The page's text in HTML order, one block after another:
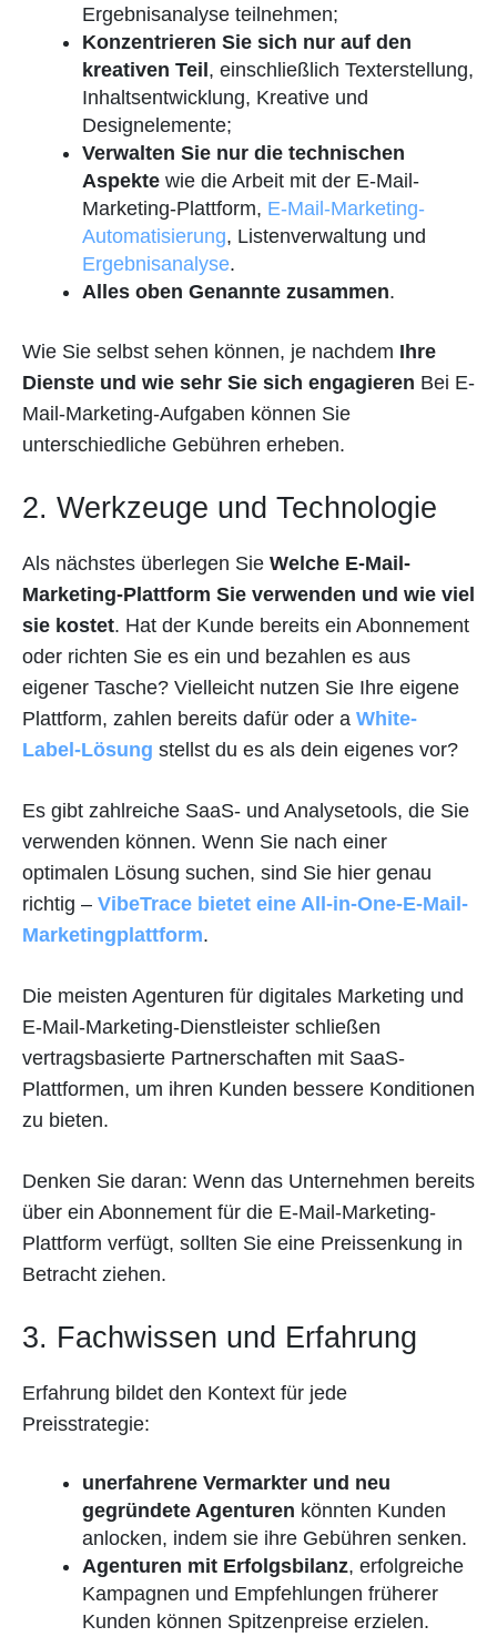
Ergebnisanalyse teilnehmen;
Konzentrieren Sie sich nur auf den
kreativen Teil, einschließlich Texterstellung,
Inhaltsentwicklung, Kreative und
Designelemente;
Verwalten Sie nur die technischen
Aspekte wie die Arbeit mit der E-Mail-
Marketing-Plattform, E-Mail-Marketing-
Automatisierung, Listenverwaltung und
Ergebnisanalyse.
Alles oben Genannte zusammen.
Wie Sie selbst sehen können, je nachdem Ihre
Dienste und wie sehr Sie sich engagieren Bei E-
Mail-Marketing-Aufgaben können Sie
unterschiedliche Gebühren erheben.
2. Werkzeuge und Technologie
Als nächstes überlegen Sie Welche E-Mail-
Marketing-Plattform Sie verwenden und wie viel
sie kostet. Hat der Kunde bereits ein Abonnement
oder richten Sie es ein und bezahlen es aus
eigener Tasche? Vielleicht nutzen Sie Ihre eigene
Plattform, zahlen bereits dafür oder a White-
Label-Lösung stellst du es als dein eigenes vor?
Es gibt zahlreiche SaaS- und Analysetools, die Sie
verwenden können. Wenn Sie nach einer
optimalen Lösung suchen, sind Sie hier genau
richtig – VibeTrace bietet eine All-in-One-E-Mail-
Marketingplattform.
Die meisten Agenturen für digitales Marketing und
E-Mail-Marketing-Dienstleister schließen
vertragsbasierte Partnerschaften mit SaaS-
Plattformen, um ihren Kunden bessere Konditionen
zu bieten.
Denken Sie daran: Wenn das Unternehmen bereits
über ein Abonnement für die E-Mail-Marketing-
Plattform verfügt, sollten Sie eine Preissenkung in
Betracht ziehen.
3. Fachwissen und Erfahrung
Erfahrung bildet den Kontext für jede
Preisstrategie:
unerfahrene Vermarkter und neu
gegründete Agenturen könnten Kunden
anlocken, indem sie ihre Gebühren senken.
Agenturen mit Erfolgsbilanz, erfolgreiche
Kampagnen und Empfehlungen früherer
Kunden können Spitzenpreise erzielen.